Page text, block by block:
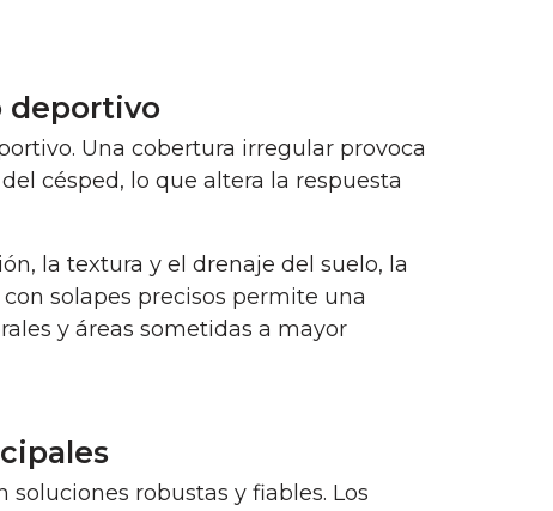
deportivo
Una cobertura irregular provoca
césped, lo que altera la respuesta
la textura y el drenaje del suelo, la
con solapes precisos permite una
y áreas sometidas a mayor
robustas y fiables. Los